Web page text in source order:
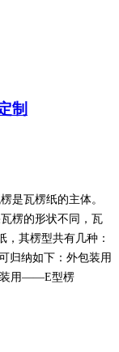
制
是瓦楞纸的主体。
瓦楞的形状不同，瓦
，其楞型共有几种：
归纳如下：外包装用
用——E型楞